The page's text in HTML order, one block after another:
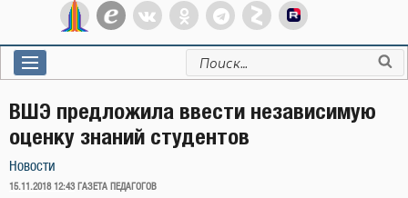
Искать:
ВШЭ предложила ввести независимую
оценку знаний студентов
Новости
ОПУБЛИКОВАНО
15.11.2018 12:43 ГАЗЕТА ПЕДАГОГОВ